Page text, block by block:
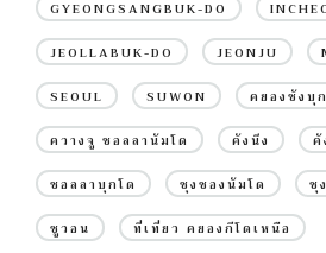
GYEONGSANGBUK-DO
JEOLLABUK-DO JEONJU
SEOUL SUWON คยองซังบุ
ควางจู ชอลลานัมโด คังนึง คั
ชอลลาบุกโด ชุงชองนัมโด ชุ
ซูวอน ที่เที่ยว คยองกีโดเหนือ